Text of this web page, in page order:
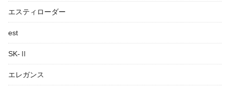
エスティローダー
est
SK-Ⅱ
エレガンス